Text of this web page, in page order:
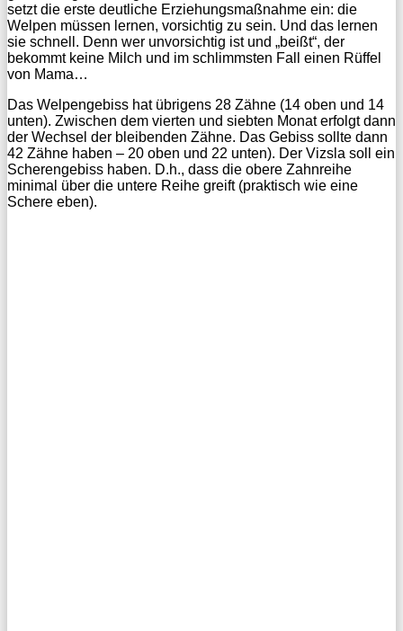
setzt die erste deutliche Erziehungsmaßnahme ein: die
Welpen müssen lernen, vorsichtig zu sein. Und das lernen
sie schnell. Denn wer unvorsichtig ist und „beißt“, der
bekommt keine Milch und im schlimmsten Fall einen Rüffel
von Mama…
Das Welpengebiss hat übrigens 28 Zähne (14 oben und 14
unten). Zwischen dem vierten und siebten Monat erfolgt dann
der Wechsel der bleibenden Zähne. Das Gebiss sollte dann
42 Zähne haben – 20 oben und 22 unten). Der Vizsla soll ein
Scherengebiss haben. D.h., dass die obere Zahnreihe
minimal über die untere Reihe greift (praktisch wie eine
Schere eben).